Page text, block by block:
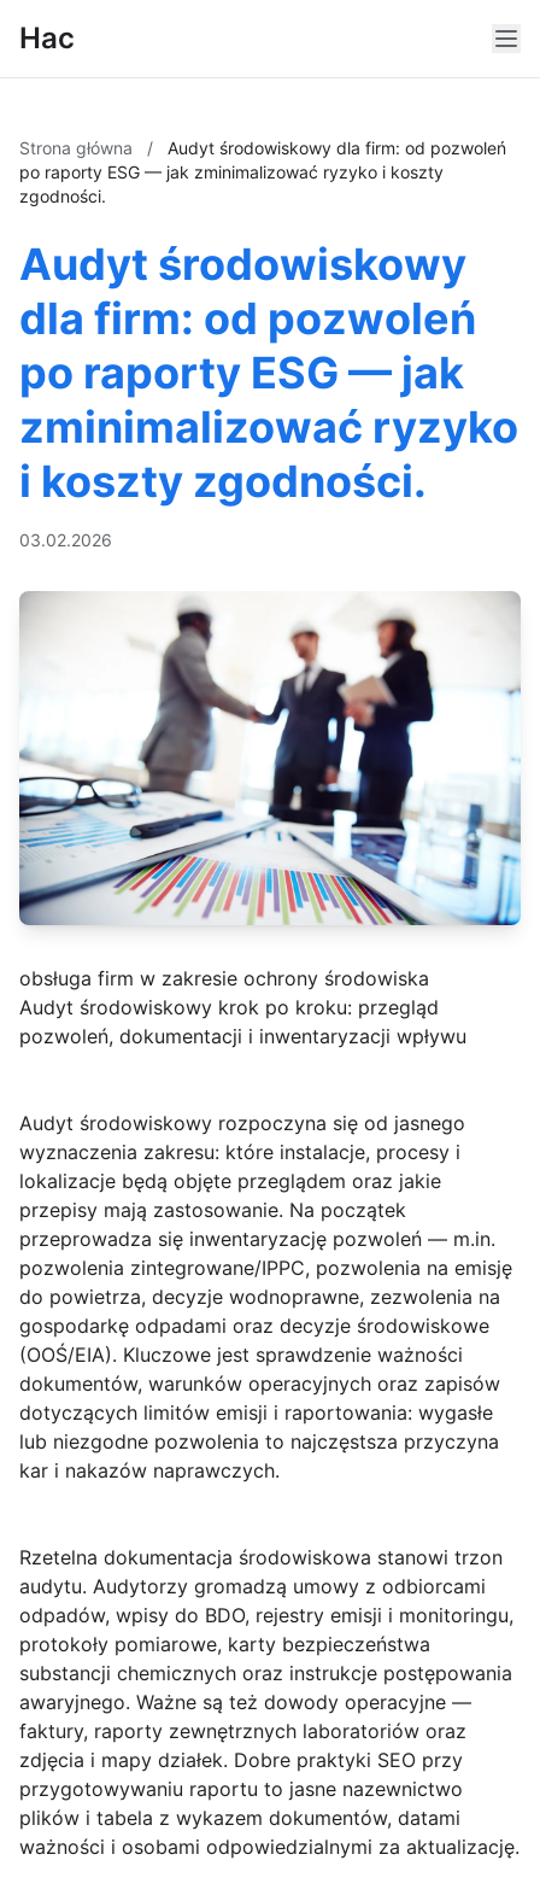
Hac
Strona główna /
Audyt środowiskowy dla firm: od pozwoleń
po raporty ESG — jak zminimalizować ryzyko i koszty
zgodności.
Audyt środowiskowy
dla firm: od pozwoleń
po raporty ESG — jak
zminimalizować ryzyko
i koszty zgodności.
03.02.2026
obsługa firm w zakresie ochrony środowiska
Audyt środowiskowy krok po kroku: przegląd
pozwoleń, dokumentacji i inwentaryzacji wpływu
Audyt środowiskowy rozpoczyna się od jasnego
wyznaczenia zakresu: które instalacje, procesy i
lokalizacje będą objęte przeglądem oraz jakie
przepisy mają zastosowanie. Na początek
przeprowadza się inwentaryzację pozwoleń — m.in.
pozwolenia zintegrowane/IPPC, pozwolenia na emisję
do powietrza, decyzje wodnoprawne, zezwolenia na
gospodarkę odpadami oraz decyzje środowiskowe
(OOŚ/EIA). Kluczowe jest sprawdzenie ważności
dokumentów, warunków operacyjnych oraz zapisów
dotyczących limitów emisji i raportowania: wygasłe
lub niezgodne pozwolenia to najczęstsza przyczyna
kar i nakazów naprawczych.
Rzetelna dokumentacja środowiskowa stanowi trzon
audytu. Audytorzy gromadzą umowy z odbiorcami
odpadów, wpisy do BDO, rejestry emisji i monitoringu,
protokoły pomiarowe, karty bezpieczeństwa
substancji chemicznych oraz instrukcje postępowania
awaryjnego. Ważne są też dowody operacyjne —
faktury, raporty zewnętrznych laboratoriów oraz
zdjęcia i mapy działek. Dobre praktyki SEO przy
przygotowywaniu raportu to jasne nazewnictwo
plików i tabela z wykazem dokumentów, datami
ważności i osobami odpowiedzialnymi za aktualizację.